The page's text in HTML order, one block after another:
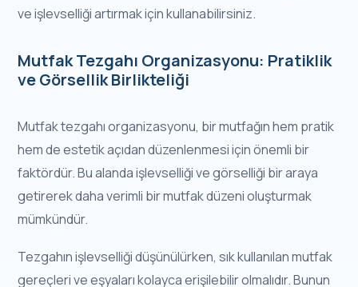
ve işlevselliği artırmak için kullanabilirsiniz.
Mutfak Tezgahı Organizasyonu: Pratiklik
ve Görsellik Birlikteliği
Mutfak tezgahı organizasyonu, bir mutfağın hem pratik
hem de estetik açıdan düzenlenmesi için önemli bir
faktördür. Bu alanda işlevselliği ve görselliği bir araya
getirerek daha verimli bir mutfak düzeni oluşturmak
mümkündür.
Tezgahın işlevselliği düşünülürken, sık kullanılan mutfak
gereçleri ve eşyaları kolayca erişilebilir olmalıdır. Bunun